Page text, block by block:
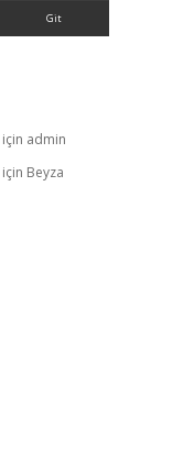
için admin
için Beyza